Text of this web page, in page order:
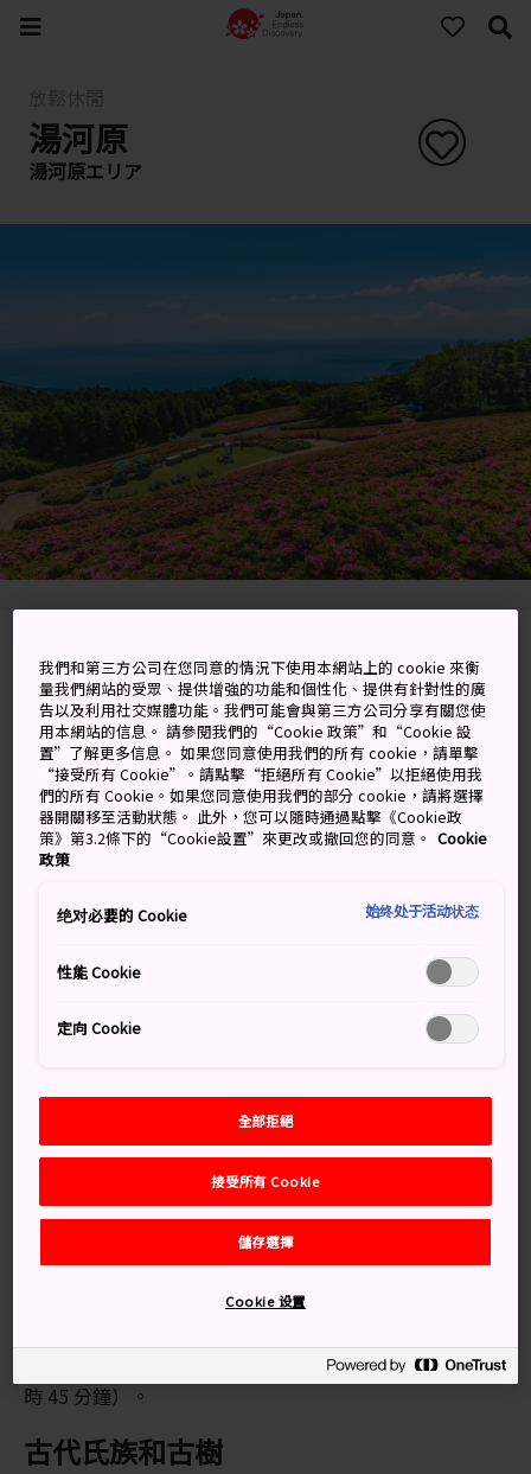
湯河原
湯河原エリア
Ashigarashimo-gun, Kanagawa-ken
在 Google 地圖上檢視
取得轉乘資訊
關鍵字 地圖
因日本最古老的詩集而出名的溫
泉鎮
湯河原是位於神奈川縣
最南端的一個小鎮，這座度假村
可以看見秀麗的相模湖景色。這座小鎮因為出現於日本最
759 年。
蔥綠繁茂的大自然和溫和的氣候，使得湯河原成為日本最
著名的作家源源不斷的靈感來源，其中不乏夏目漱石和芥
川龍之介這樣的大師級作家。
交通方式
乘坐 JR 東海道線到達湯河原站（大約 1 小
時 45 分鐘）。
古代氏族和古樹
我們和第三方公司在您同意的情況下使用本網站上的 cookie 來衡
量我們網站的受眾、提供增強的功能和個性化、提供有針對性的廣
告以及利用社交媒體功能。我們可能會與第三方公司分享有關您使
用本網站的信息。 請參閱我們的“Cookie 政策”和“Cookie 設
置”了解更多信息。 如果您同意使用我們的所有 cookie，請單擊
“接受所有 Cookie”。請點擊“拒絕所有 Cookie”以拒絕使用我
們的所有 Cookie。如果您同意使用我們的部分 cookie，請將選擇
器開關移至活動狀態。 此外，您可以隨時通過點擊《Cookie政
策》第3.2條下的“Cookie設置”來更改或撤回您的同意。 Cookie
政策
绝对必要的 Cookie 始终处于活动状态
性能 Cookie
定向 Cookie
全部拒絕
接受所有 Cookie
儲存選擇
Cookie 设置